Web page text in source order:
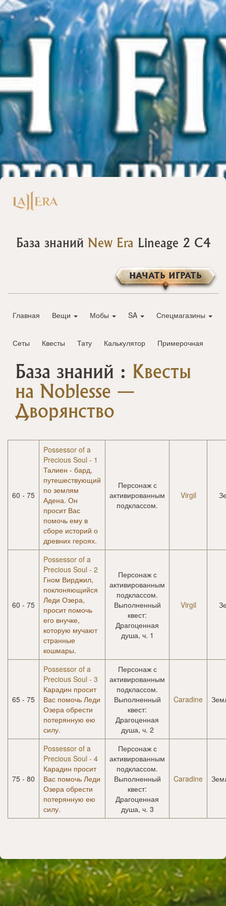
База знаний New Era Lineage 2 C4
НАЧАТЬ ИГРАТЬ
Главная Вещи Мобы SA Спецмагазины
Сеты Квесты Тату Калькулятор Примерочная
База знаний : Квесты
на Noblesse —
Дворянство
60 - 75
Possessor of a
Precious Soul - 1
Талиен - бард,
путешествующий
по землям
Адена. Он
просит Вас
помочь ему в
сборе историй о
древних героях.
Персонаж с
активированным
подклассом.
Virgil
60 - 75
Possessor of a
Precious Soul - 2
Гном Вирджил,
поклоняющийся
Леди Озера,
просит помочь
его внучке,
которую мучают
странные
кошмары.
Персонаж с
активированным
подклассом.
Выполненный
квест:
Драгоценная
душа, ч. 1
Virgil
65 - 75
Possessor of a
Precious Soul - 3
Карадин просит
Вас помочь Леди
Озера обрести
потерянную ею
силу.
Персонаж с
активированным
подклассом.
Выполненный
квест:
Драгоценная
душа, ч. 2
Caradine
75 - 80
Possessor of a
Precious Soul - 4
Карадин просит
Вас помочь Леди
Озера обрести
потерянную ею
силу.
Персонаж с
активированным
подклассом.
Выполненный
квест:
Драгоценная
душа, ч. 3
Caradine